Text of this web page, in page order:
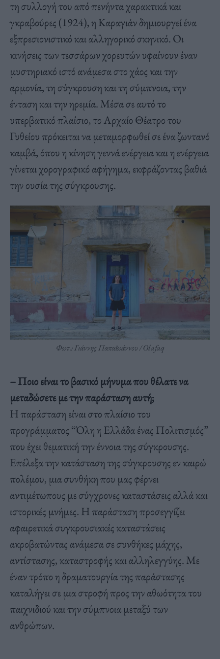
τη συλλογή του από πενήντα χαρακτικά και
γκραβούρες (1924), η Καραγιάν δημιουργεί ένα
εξπρεσιονιστικό και αλληγορικό σκηνικό. Οι
κινήσεις των τεσσάρων χορευτών υφαίνουν έναν
μυστηριακό ιστό ανάμεσα στο χάος και την
αρμονία, τη σύγκρουση και τη σύμπνοια, την
ένταση και την ηρεμία. Μέσα σε αυτό το
υπερβατικό πλαίσιο, το Αρχαίο Θέατρο του
Γυθείου πρόκειται να μεταμορφωθεί σε ένα ζωντανό
καμβά, όπου η κίνηση γεννά ενέργεια και η ενέργεια
γίνεται χορογραφικό αφήγημα, εκφράζοντας βαθιά
την ουσία της σύγκρουσης.
Φωτ.: Γιάννης Παπαϊωάννου / Olafaq
– Ποιο είναι το βασικό μήνυμα που θέλατε να
μεταδώσετε με την παράσταση αυτή;
Η παράσταση είναι στο πλαίσιο του
προγράμματος “Όλη η Ελλάδα ένας Πολιτισμός”
που έχει θεματική την έννοια της σύγκρουσης.
Επέλεξα την κατάσταση της σύγκρουσης εν καιρώ
πολέμου, μια συνθήκη που μας φέρνει
αντιμέτωπους με σύγχρονες καταστάσεις αλλά και
ιστορικές μνήμες. Η παράσταση προσεγγίζει
αφαιρετικά συγκρουσιακές καταστάσεις
ακροβατώντας ανάμεσα σε συνθήκες μάχης,
αντίστασης, καταστροφής και αλληλεγγύης. Με
έναν τρόπο η δραματουργία της παράστασης
καταλήγει σε μια στροφή προς την αθωότητα του
παιχνιδιού και την σύμπνοια μεταξύ των
ανθρώπων.